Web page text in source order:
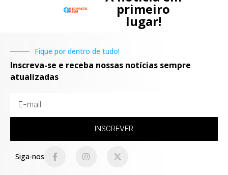
primeiro
lugar!
Fique por dentro de tudo!
Inscreva-se e receba nossas notícias sempre
atualizadas
INSCREVER
Siga-nos